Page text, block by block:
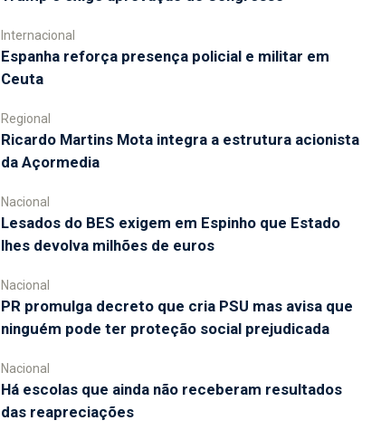
Internacional
Espanha reforça presença policial e militar em
Ceuta
Regional
Ricardo Martins Mota integra a estrutura acionista
da Açormedia
Nacional
Lesados do BES exigem em Espinho que Estado
lhes devolva milhões de euros
Nacional
PR promulga decreto que cria PSU mas avisa que
ninguém pode ter proteção social prejudicada
Nacional
Há escolas que ainda não receberam resultados
das reapreciações